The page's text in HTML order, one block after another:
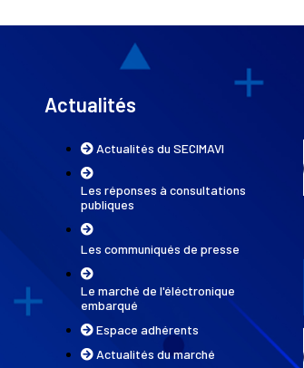
Actualités
Actualités du SECIMAVI
Les réponses à consultations
publiques
Les communiqués de presse
Le marché de l'éléctronique
embarqué
Espace adhérents
Actualités du marché